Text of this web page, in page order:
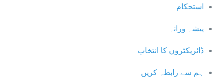
استحکام
پیشہ ورانہ
ڈائریکٹروں کا انتخاب
ہم سے رابطہ کریں